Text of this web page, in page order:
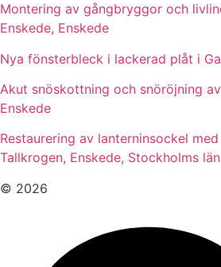
Montering av gångbryggor och
Enskede, Enskede
Nya fönsterbleck i lackerad plåt i
Akut snöskottning och snöröjning
Enskede
Restaurering av lanterninsockel
Tallkrogen, Enskede, Stockholms län
© 2026